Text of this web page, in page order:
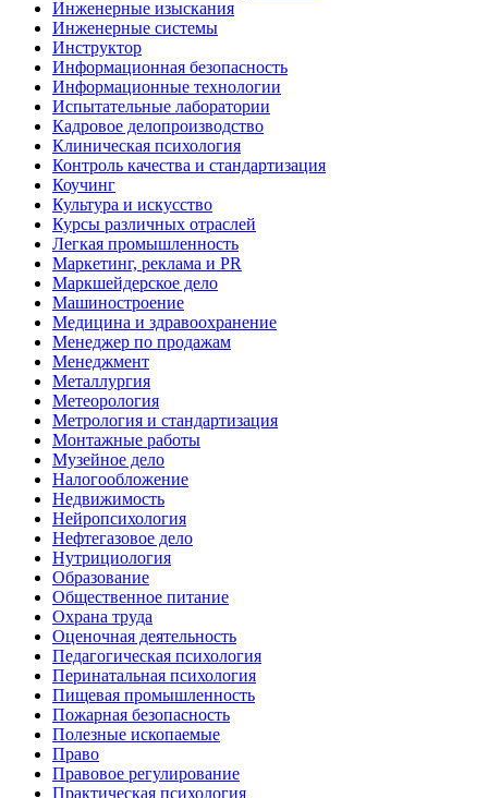
Инженерные изыскания
Инженерные системы
Инструктор
Информационная безопасность
Информационные технологии
Испытательные лаборатории
Кадровое делопроизводство
Клиническая психология
Контроль качества и стандартизация
Коучинг
Культура и искусство
Курсы различных отраслей
Легкая промышленность
Маркетинг, реклама и PR
Маркшейдерское дело
Машиностроение
Медицина и здравоохранение
Менеджер по продажам
Менеджмент
Металлургия
Метеорология
Метрология и стандартизация
Монтажные работы
Музейное дело
Налогообложение
Недвижимость
Нейропсихология
Нефтегазовое дело
Нутрициология
Образование
Общественное питание
Охрана труда
Оценочная деятельность
Педагогическая психология
Перинатальная психология
Пищевая промышленность
Пожарная безопасность
Полезные ископаемые
Право
Правовое регулирование
Практическая психология